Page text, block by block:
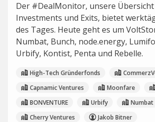
Der #DealMonitor, unsere
Investments und Exits, bietet
des Tages. Heute geht es um
Numbat, Bunch, node.energy,
Urbify, Kontist, Penta und Rebelle.
High-Tech Gründerfonds
Capnamic Ventures
Moonfare
BONVENTURE
Urbify
Numbat
Cherry Ventures
Jakob Bitner